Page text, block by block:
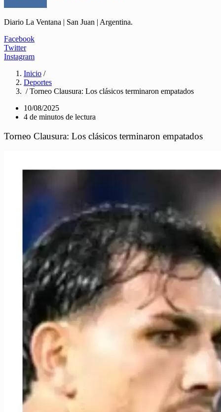
Diario La Ventana | San Juan | Argentina.
Facebook
Twitter
Instagram
Inicio /
Deportes
/ Torneo Clausura: Los clásicos terminaron empatados
10/08/2025
4 de minutos de lectura
Torneo Clausura: Los clásicos terminaron empatados